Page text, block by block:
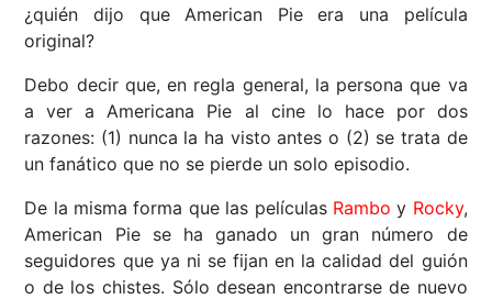
¿quién dijo que American Pie era una película
original?
Debo decir que, en regla general, la persona que va
a ver a Americana Pie al cine lo hace por dos
razones: (1) nunca la ha visto antes o (2) se trata de
un fanático que no se pierde un solo episodio.
De la misma forma que las películas Rambo y Rocky,
American Pie se ha ganado un gran número de
seguidores que ya ni se fijan en la calidad del guión
o de los chistes. Sólo desean encontrarse de nuevo